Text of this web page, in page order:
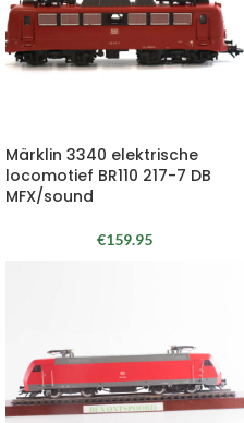
Märklin 3340 elektrische
locomotief BR110 217-7 DB
MFX/sound
€159.95